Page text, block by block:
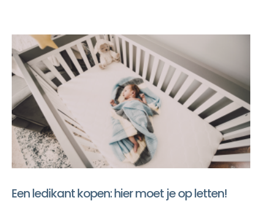
Een ledikant kopen: hier moet je op letten!